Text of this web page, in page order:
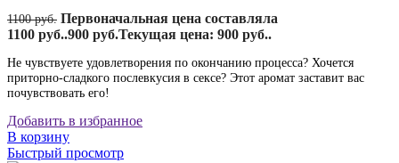
1100руб. Первоначальная цена составляла
1100 руб..900 руб.Текущая цена: 900 руб..
Не чувствуете удовлетворения по окончанию процесса? Хочется
приторно-сладкого послевкусия в сексе? Этот аромат заставит вас
почувствовать его!
Добавить в избранное
В корзину
Быстрый просмотр